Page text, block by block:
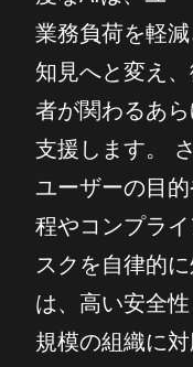
業務負荷を軽
知見へと変え
者が関わるあ
支援します。
ユーザーの目
程やコンプラ
スクを自律的
は、高い安全
規模の組織に